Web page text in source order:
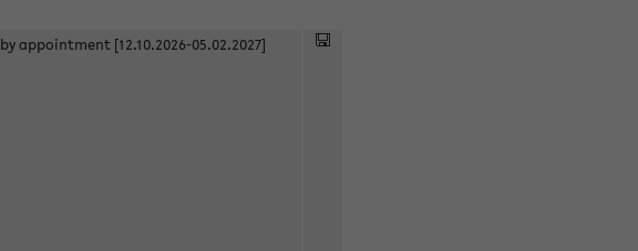
by appointment [12.10.2026-05.02.2027]